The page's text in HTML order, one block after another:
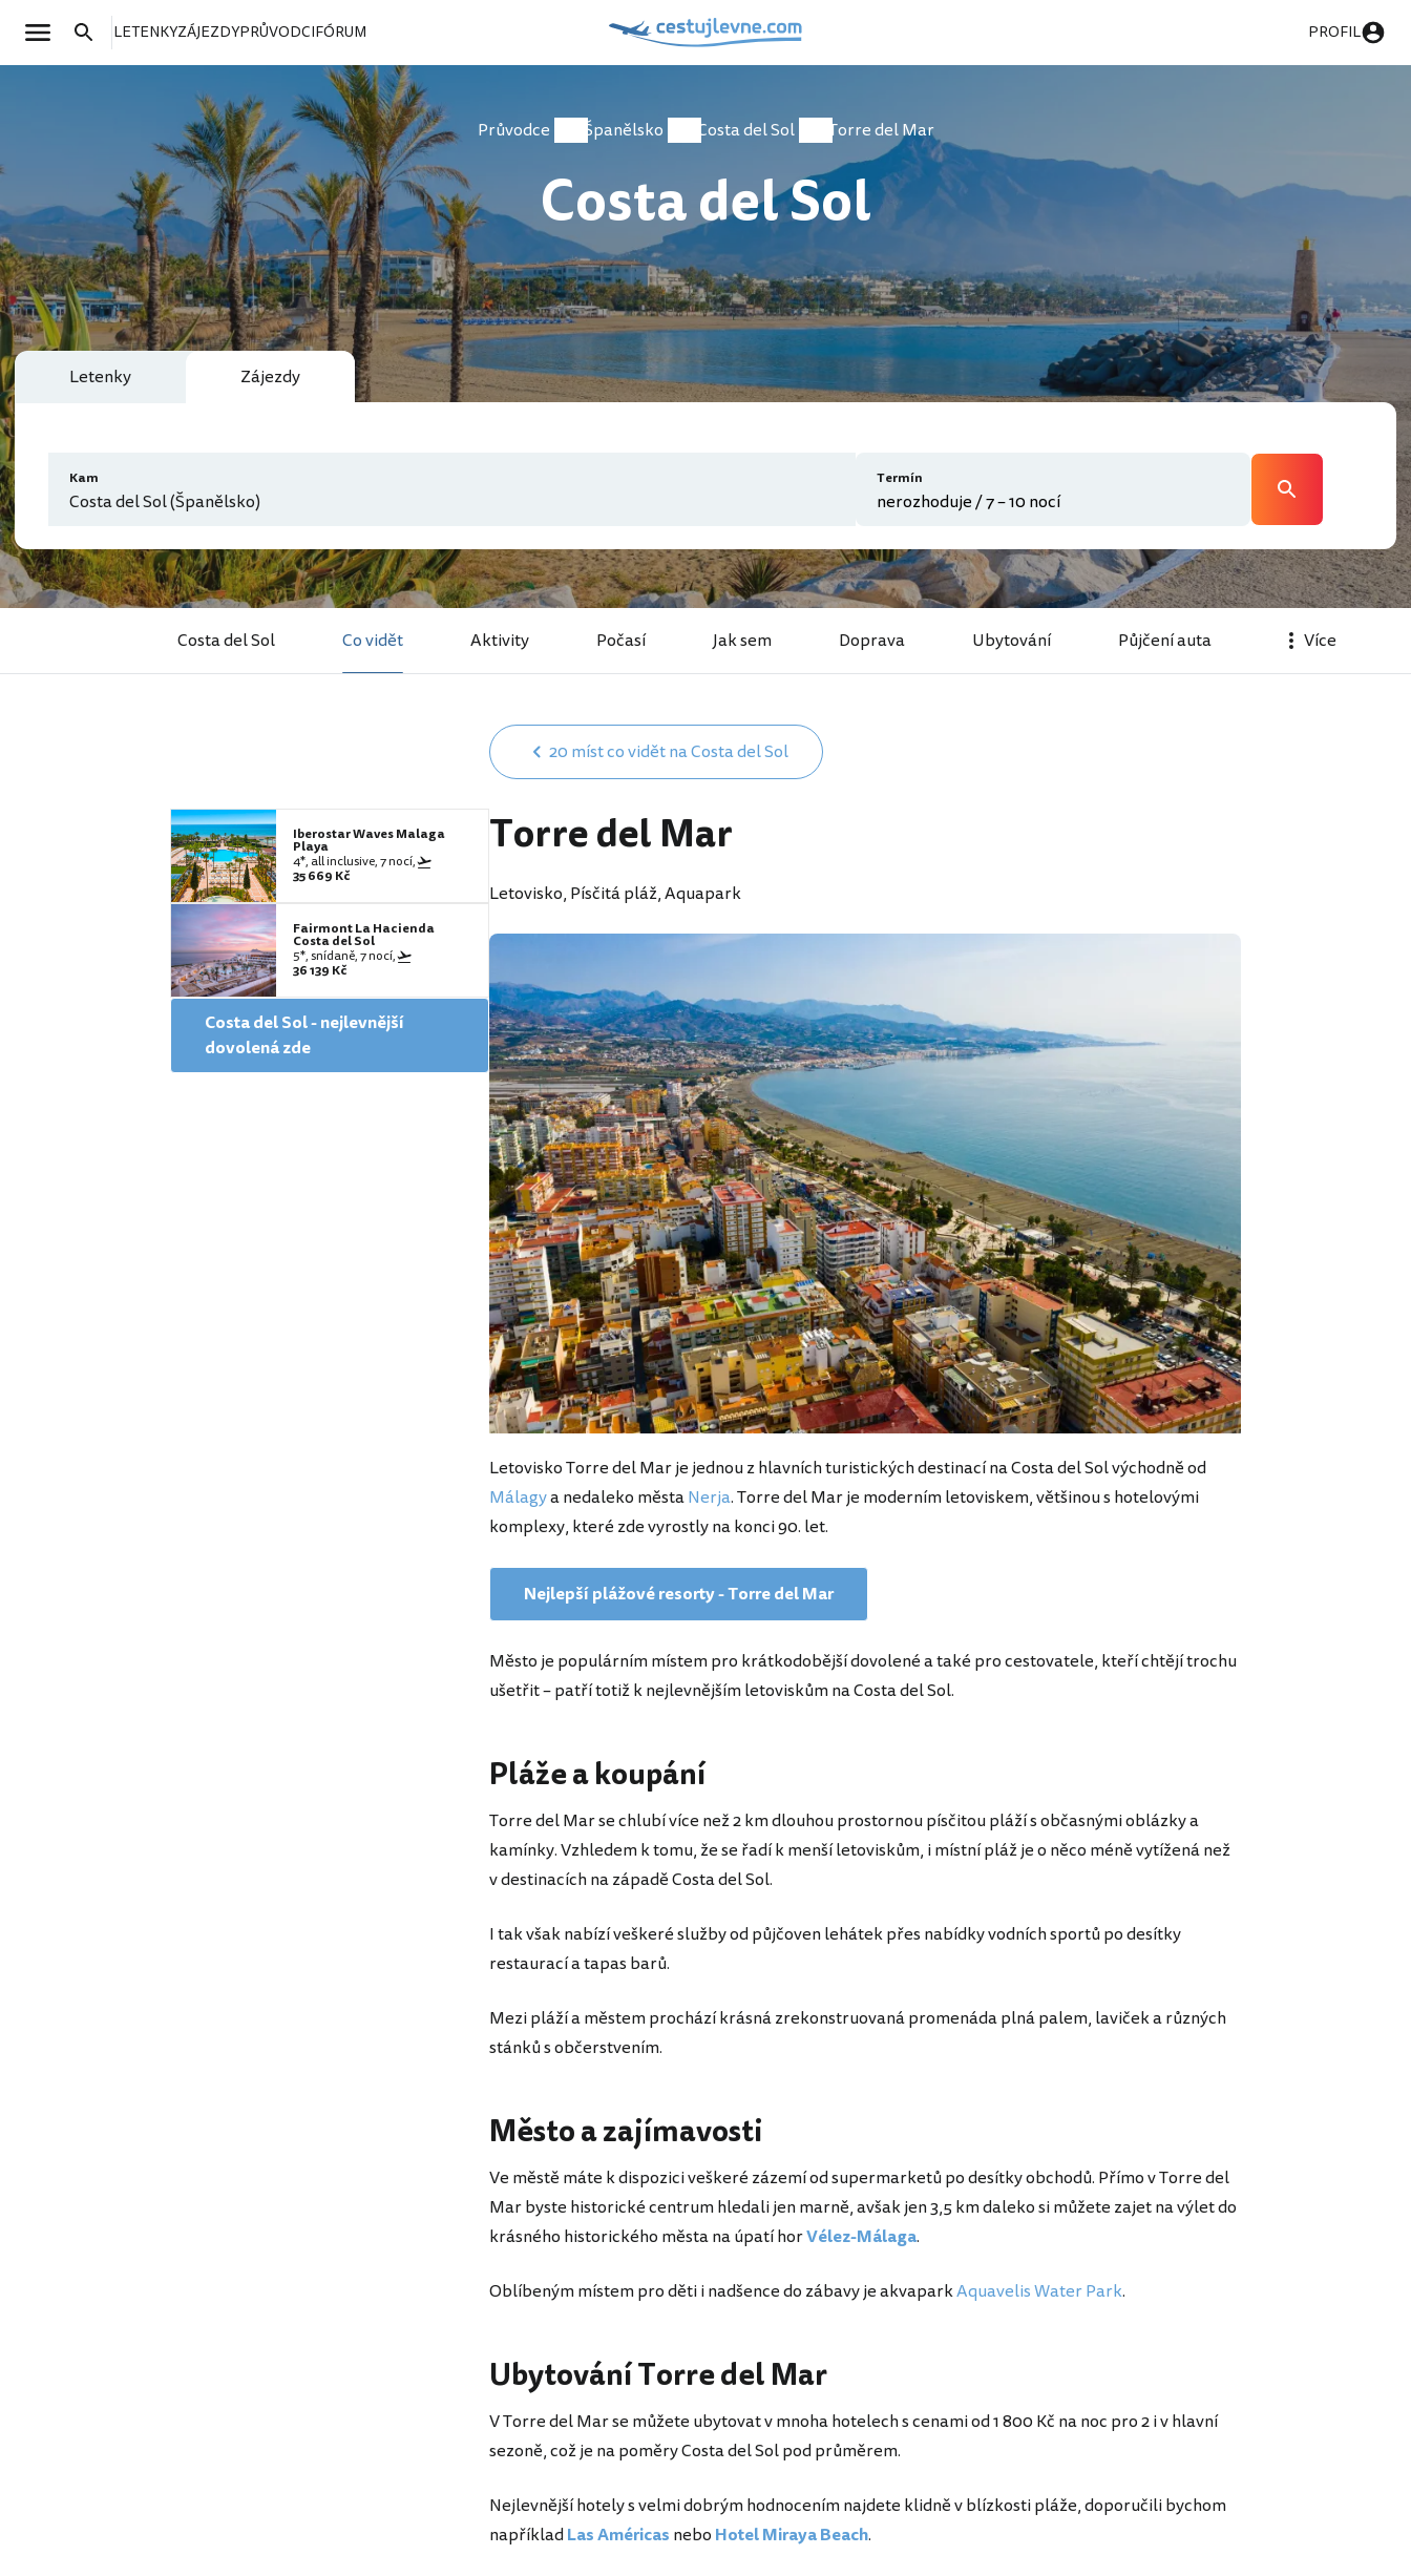
LETENKYZÁJEZDYPRŮVODCIFÓRUM PROFIL
Průvodce Španělsko Costa del Sol Torre del Mar
Costa del Sol
Letenky Zájezdy
Kam
Costa del Sol (Španělsko)
Termín
Costa del Sol Co vidět Aktivity Počasí Jak sem Doprava Ubytování Půjčení auta Více
Iberostar Waves Malaga
Playa
4*, all inclusive, 7 nocí,
35 669 Kč
Fairmont La Hacienda
Costa del Sol
5*, snídaně, 7 nocí,
36 139 Kč
Costa del Sol - nejlevnější
dovolená zde
20 míst co vidět na Costa del Sol
Torre del Mar
Letovisko, Písčitá pláž, Aquapark
Letovisko Torre del Mar je jednou z hlavních turistických destinací na Costa del Sol východně od
Málagya nedaleko městaNerja. Torre del Mar je moderním letoviskem, většinou s hotelovými
komplexy, které zde vyrostly na konci 90. let.
Nejlepší plážové resorty - Torre del Mar
Město je populárním místem pro krátkodobější dovolené a také pro cestovatele, kteří chtějí trochu
ušetřit – patří totiž k nejlevnějším letoviskům na Costa del Sol.
Pláže a koupání
Torre del Mar se chlubí více než 2 km dlouhou prostornou písčitou pláží s občasnými oblázky a
kamínky. Vzhledem k tomu, že se řadí k menší letoviskům, i místní pláž je o něco méně vytížená než
v destinacích na západě Costa del Sol.
I tak však nabízí veškeré služby od půjčoven lehátek přes nabídky vodních sportů po desítky
restaurací a tapas barů.
Mezi pláží a městem prochází krásná zrekonstruovaná promenáda plná palem, laviček a různých
stánků s občerstvením.
Město a zajímavosti
Ve městě máte k dispozici veškeré zázemí od supermarketů po desítky obchodů. Přímo v Torre del
Mar byste historické centrum hledali jen marně, avšak jen 3,5 km daleko si můžete zajet na výlet do
krásného historického města na úpatí horVélez-Málaga.
Oblíbeným místem pro děti i nadšence do zábavy je akvaparkAquavelis Water Park.
Ubytování Torre del Mar
V Torre del Mar se můžete ubytovat v mnoha hotelech s cenami od 1 800 Kč na noc pro 2 i v hlavní
sezoně, což je na poměry Costa del Sol pod průměrem.
Nejlevnější hotely s velmi dobrým hodnocením najdete klidně v blízkosti pláže, doporučili bychom
napříkladLas Américas nebo Hotel Miraya Beach.